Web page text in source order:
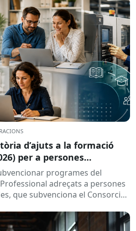
d’ajuts a la formació
per a persones
programes del
adreçats a persones
que subvenciona el Consorci